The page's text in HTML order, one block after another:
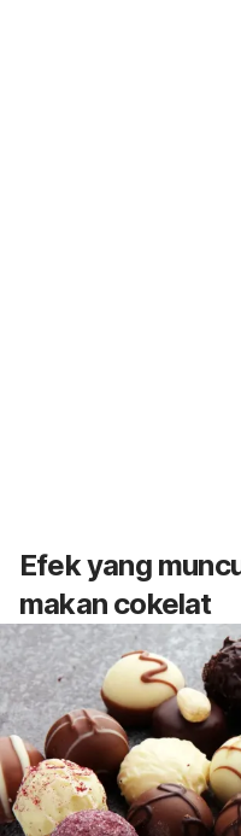
Efek yang
makan cokelat